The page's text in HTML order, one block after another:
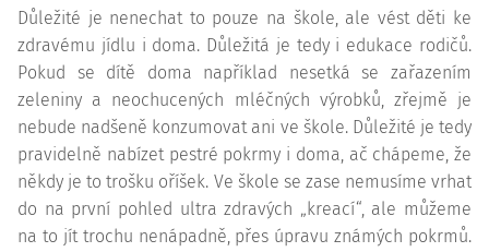
Důležité je nenechat to pouze na škole, ale vést děti ke
zdravému jídlu i doma. Důležitá je tedy i edukace rodičů.
Pokud se dítě doma například nesetká se zařazením
zeleniny a neochucených mléčných výrobků, zřejmě je
nebude nadšeně konzumovat ani ve škole. Důležité je tedy
pravidelně nabízet pestré pokrmy i doma, ač chápeme, že
někdy je to trošku oříšek. Ve škole se zase nemusíme vrhat
do na první pohled ultra zdravých „kreací“, ale můžeme
na to jít trochu nenápadně, přes úpravu známých pokrmů.